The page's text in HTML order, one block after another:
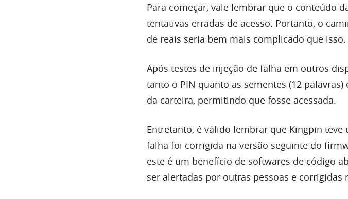
Para começar, vale lembrar que o conteúdo
tentativas erradas de acesso. Portanto, o
de reais seria bem mais complicado que isso.
Após testes de injeção de falha em outros
tanto o PIN quanto as sementes (12
da carteira, permitindo que fosse acessada.
Entretanto, é válido lembrar que Kingpin
falha foi corrigida na versão seguinte do
este é um benefício de softwares de código
ser alertadas por outras pessoas e corrigidas